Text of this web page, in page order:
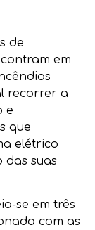
de
em
recorrer a
e
que
elétrico
das suas
se em três
com as